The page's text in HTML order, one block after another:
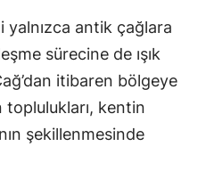
yalnızca antik çağlara
sürecine de ışık
itibaren bölgeye
kentin
şekillenmesinde